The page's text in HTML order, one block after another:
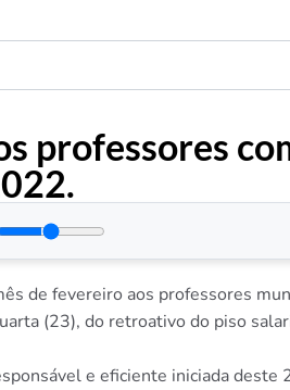
professores
de fevereiro aos professores
(23), do retroativo do piso
e eficiente iniciada